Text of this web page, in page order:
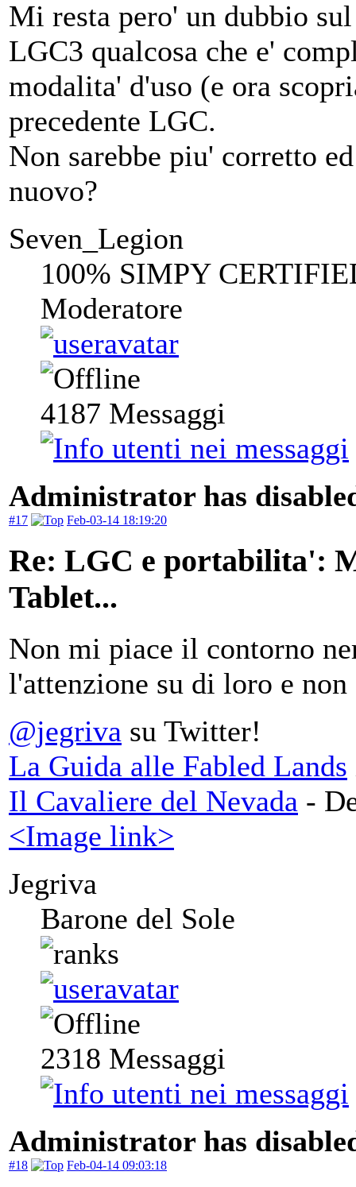
Mi resta pero' un dubbio
LGC3 qualcosa che e'
modalita' d'uso (e ora
precedente LGC.
Non sarebbe piu' corretto
nuovo?
Seven_Legion
100% SIMPY
Moderatore
4187 Messaggi
Administrator has
#17 Feb-03-14 18:19:20
Re: LGC e portabilita':
Tablet...
Non mi piace il contorno
l'attenzione su di loro e
@jegriva su Twitter!
La Guida alle Fabled Lands
Il Cavaliere del Nevada -
<Image link>
Jegriva
Barone del Sole
2318 Messaggi
Administrator has
#18 Feb-04-14 09:03:18